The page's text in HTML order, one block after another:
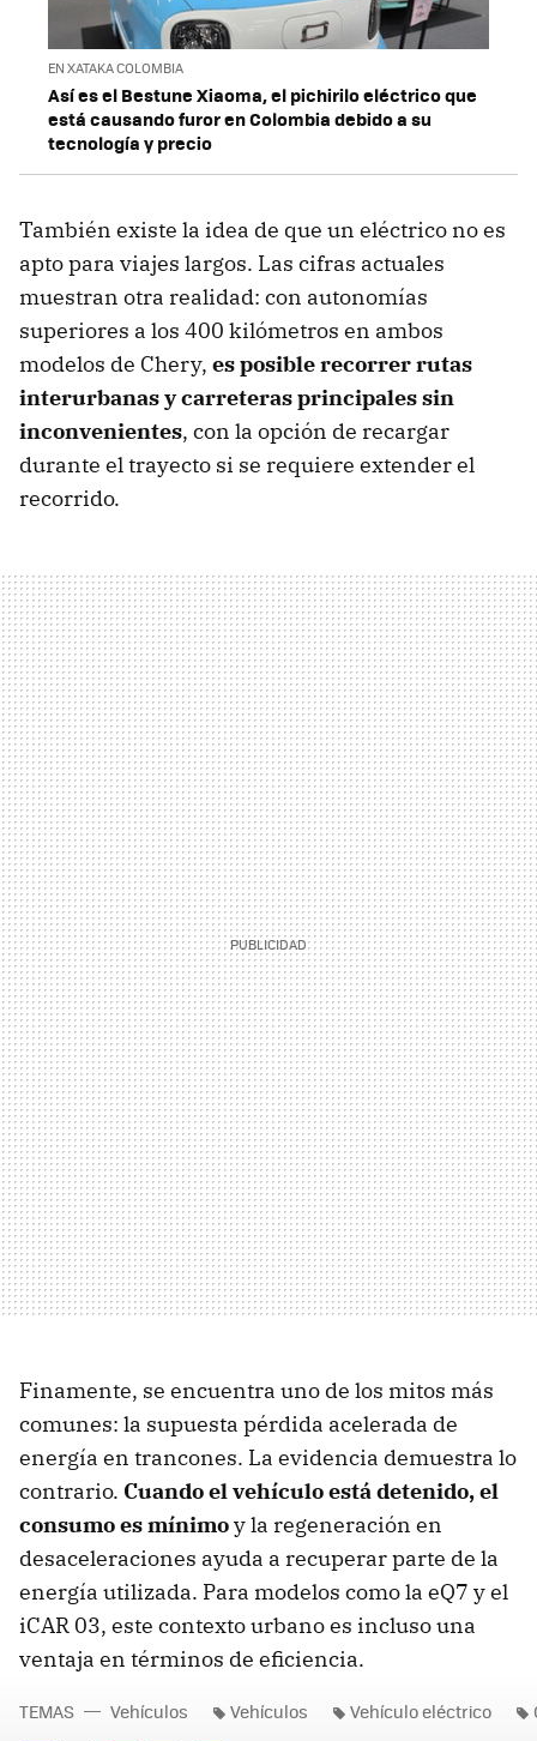
EN XATAKA COLOMBIA
Así es el Bestune Xiaoma, el pichirilo eléctrico que
está causando furor en Colombia debido a su
tecnología y precio
También existe la idea de que un eléctrico no es
apto para viajes largos. Las cifras actuales
muestran otra realidad: con autonomías
superiores a los 400 kilómetros en ambos
modelos de Chery, es posible recorrer rutas
interurbanas y carreteras principales sin
inconvenientes, con la opción de recargar
durante el trayecto si se requiere extender el
recorrido.
Finamente, se encuentra uno de los mitos más
comunes: la supuesta pérdida acelerada de
energía en trancones. La evidencia demuestra lo
contrario. Cuando el vehículo está detenido, el
consumo es mínimoy la regeneración en
desaceleraciones ayuda a recuperar parte de la
energía utilizada. Para modelos como la eQ7 y el
iCAR 03, este contexto urbano es incluso una
ventaja en términos de eficiencia.
TEMAS Vehículos Vehículos Vehículo eléctrico